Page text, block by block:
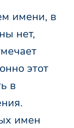
имени, в
нет,
этот
в
имен